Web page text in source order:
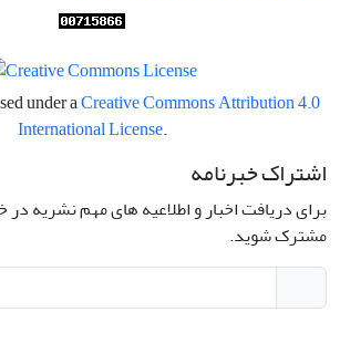
under aCreative Commons Attribution 4.0
International License.
اشتراک خبرنامه
برای دریافت اخبار و اطلاعیه های مهم نشریه در
مشترک شوید.